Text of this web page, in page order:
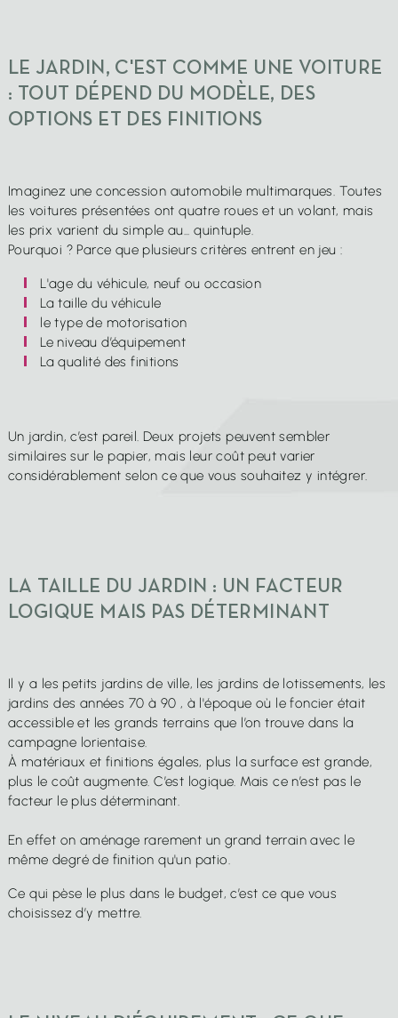
LE JARDIN, C'EST COMME UNE VOITURE
: TOUT DÉPEND DU MODÈLE, DES
OPTIONS ET DES FINITIONS
Imaginez une concession automobile multimarques. Toutes
les voitures présentées ont quatre roues et un volant, mais
les prix varient du simple au... quintuple.
Pourquoi ? Parce que plusieurs critères entrent en jeu :
L'age du véhicule, neuf ou occasion
La taille du véhicule
le type de motorisation
Le niveau d’équipement
La qualité des finitions
Un jardin, c’est pareil. Deux projets peuvent sembler
similaires sur le papier, mais leur coût peut varier
considérablement selon ce que vous souhaitez y intégrer.
LA TAILLE DU JARDIN : UN FACTEUR
LOGIQUE MAIS PAS DÉTERMINANT
Il y a les petits jardins de ville, les jardins de lotissements, les
jardins des années 70 à 90 , à l'époque où le foncier était
accessible et les grands terrains que l’on trouve dans la
campagne lorientaise.
À matériaux et finitions égales, plus la surface est grande,
plus le coût augmente. C’est logique. Mais ce n’est pas le
facteur le plus déterminant.
En effet on aménage rarement un grand terrain avec le
même degré de finition qu'un patio.
Ce qui pèse le plus dans le budget, c’est ce que vous
choisissez d’y mettre.